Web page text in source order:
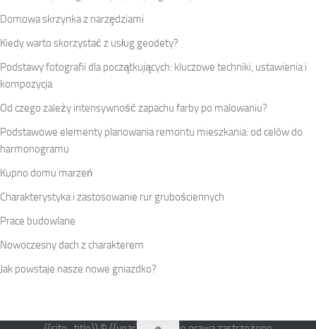
Domowa skrzynka z narzędziami
Kiedy warto skorzystać z usług geodety?
Podstawy fotografii dla początkujących: kluczowe techniki, ustawienia i
kompozycja
Od czego zależy intensywność zapachu farby po malowaniu?
Podstawowe elementy planowania remontu mieszkania: od celów do
harmonogramu
Kupno domu marzeń
Charakterystyka i zastosowanie rur grubościennych
Prace budowlane
Nowoczesny dach z charakterem
Jak powstaje nasze nowe gniazdko?